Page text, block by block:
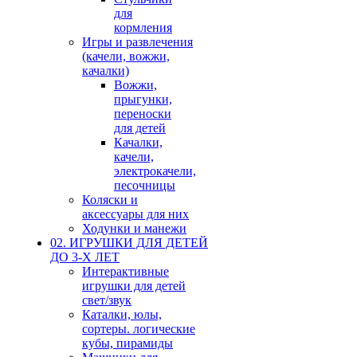
для
кормления
Игры и развлечения
(качели, вожжи,
качалки)
Вожжи,
прыгунки,
переноски
для детей
Качалки,
качели,
электрокачели,
песочницы
Коляски и
аксессуары для них
Ходунки и манежи
02. ИГРУШКИ ДЛЯ ДЕТЕЙ
ДО 3-Х ЛЕТ
Интерактивные
игрушки для детей
свет/звук
Каталки, юлы,
сортеры. логические
кубы, пирамиды